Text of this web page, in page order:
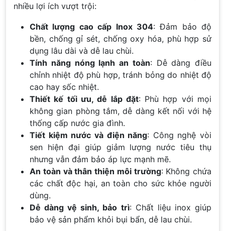
nhiều lợi ích vượt trội:
Chất lượng cao cấp Inox 304: Đảm bảo độ
bền, chống gỉ sét, chống oxy hóa, phù hợp sử
dụng lâu dài và dễ lau chùi.
Tính năng nóng lạnh an toàn: Dễ dàng điều
chỉnh nhiệt độ phù hợp, tránh bỏng do nhiệt độ
cao hay sốc nhiệt.
Thiết kế tối ưu, dễ lắp đặt: Phù hợp với mọi
không gian phòng tắm, dễ dàng kết nối với hệ
thống cấp nước gia đình.
Tiết kiệm nước và điện năng: Công nghệ vòi
sen hiện đại giúp giảm lượng nước tiêu thụ
nhưng vẫn đảm bảo áp lực mạnh mẽ.
An toàn và thân thiện môi trường: Không chứa
các chất độc hại, an toàn cho sức khỏe người
dùng.
Dễ dàng vệ sinh, bảo trì: Chất liệu inox giúp
bảo vệ sản phẩm khỏi bụi bẩn, dễ lau chùi.